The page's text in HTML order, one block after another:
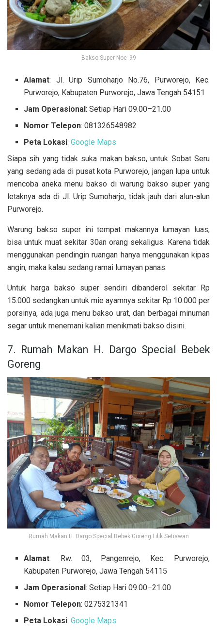
Bakso Super Noe_99
Alamat: Jl. Urip Sumoharjo No.76, Purworejo, Kec.
Purworejo, Kabupaten Purworejo, Jawa Tengah 54151
Jam Operasional: Setiap Hari 09.00–21.00
Nomor Telepon: 081326548982
Peta Lokasi:Google Maps
Siapa sih yang tidak suka makan bakso, untuk Sobat Seru
yang sedang ada di pusat kota Purworejo, jangan lupa untuk
mencoba aneka menu bakso di warung bakso super yang
letaknya ada di Jl. Urip Sumoharjo, tidak jauh dari alun-alun
Purworejo.
Warung bakso super ini tempat makannya lumayan luas,
bisa untuk muat sekitar 30an orang sekaligus. Karena tidak
menggunakan pendingin ruangan hanya menggunakan kipas
angin, maka kalau sedang ramai lumayan panas.
Untuk harga bakso super sendiri dibanderol sekitar Rp
15.000 sedangkan untuk mie ayamnya sekitar Rp 10.000 per
porsinya, ada juga menu bakso urat, dan berbagai minuman
segar untuk menemani kalian menikmati bakso disini.
7. Rumah Makan H. Dargo Special Bebek
Goreng
Rumah Makan H. Dargo Special Bebek Goreng Lilik Setiawan
Alamat: Rw. 03, Pangenrejo, Kec. Purworejo,
Kabupaten Purworejo, Jawa Tengah 54115
Jam Operasional: Setiap Hari 09.00–21.00
Nomor Telepon: 0275321341
Peta Lokasi:Google Maps